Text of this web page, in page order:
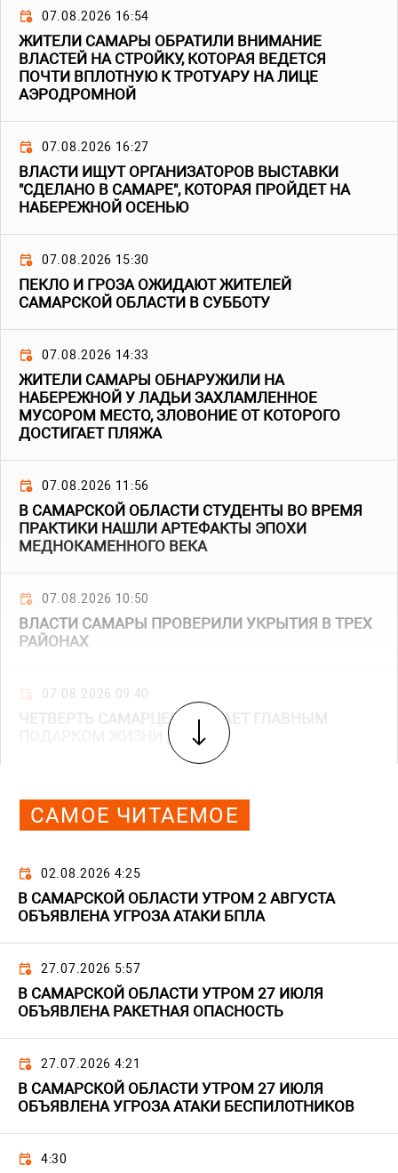
07.08.2026 16:54
ЖИТЕЛИ САМАРЫ ОБРАТИЛИ ВНИМАНИЕ
ВЛАСТЕЙ НА СТРОЙКУ, КОТОРАЯ ВЕДЕТСЯ
ПОЧТИ ВПЛОТНУЮ К ТРОТУАРУ НА ЛИЦЕ
АЭРОДРОМНОЙ
07.08.2026 16:27
ВЛАСТИ ИЩУТ ОРГАНИЗАТОРОВ ВЫСТАВКИ
"СДЕЛАНО В САМАРЕ", КОТОРАЯ ПРОЙДЕТ НА
НАБЕРЕЖНОЙ ОСЕНЬЮ
07.08.2026 15:30
ПЕКЛО И ГРОЗА ОЖИДАЮТ ЖИТЕЛЕЙ
САМАРСКОЙ ОБЛАСТИ В СУББОТУ
07.08.2026 14:33
ЖИТЕЛИ САМАРЫ ОБНАРУЖИЛИ НА
НАБЕРЕЖНОЙ У ЛАДЬИ ЗАХЛАМЛЕННОЕ
МУСОРОМ МЕСТО, ЗЛОВОНИЕ ОТ КОТОРОГО
ДОСТИГАЕТ ПЛЯЖА
07.08.2026 11:56
В САМАРСКОЙ ОБЛАСТИ СТУДЕНТЫ ВО ВРЕМЯ
ПРАКТИКИ НАШЛИ АРТЕФАКТЫ ЭПОХИ
МЕДНОКАМЕННОГО ВЕКА
07.08.2026 10:50
ВЛАСТИ САМАРЫ ПРОВЕРИЛИ УКРЫТИЯ В ТРЕХ
РАЙОНАХ
07.08.2026 09:40
ЧЕТВЕРТЬ САМАРЦЕВ СЧИТАЕТ ГЛАВНЫМ
ПОДАРКОМ ЖИЗНИ ДЕТЕЙ
САМОЕ ЧИТАЕМОЕ
02.08.2026 4:25
В САМАРСКОЙ ОБЛАСТИ УТРОМ 2 АВГУСТА
ОБЪЯВЛЕНА УГРОЗА АТАКИ БПЛА
27.07.2026 5:57
В САМАРСКОЙ ОБЛАСТИ УТРОМ 27 ИЮЛЯ
ОБЪЯВЛЕНА РАКЕТНАЯ ОПАСНОСТЬ
27.07.2026 4:21
В САМАРСКОЙ ОБЛАСТИ УТРОМ 27 ИЮЛЯ
ОБЪЯВЛЕНА УГРОЗА АТАКИ БЕСПИЛОТНИКОВ
4:30